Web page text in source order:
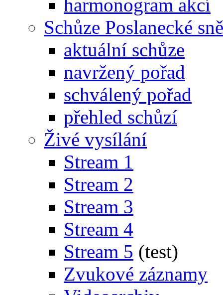
harmonogram akcí
Schůze Poslanecké
aktuální schůze
navržený pořad
schválený pořad
přehled schůzí
Živé vysílání
Stream 1
Stream 2
Stream 3
Stream 4
Stream 5 (test)
Zvukové záznamy